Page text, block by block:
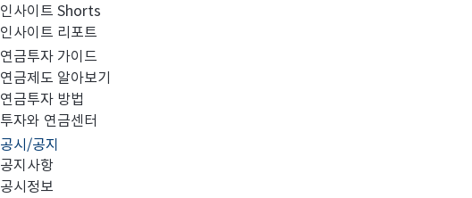
인사이트 Shorts
인사이트 리포트
연금투자 가이드
연금제도 알아보기
연금투자 방법
투자와 연금센터
공시/공지
공지사항
공시정보
고난도금융투자상품_공시_20240522